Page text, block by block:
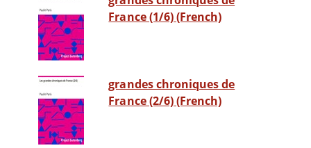
France (1/6) (French)
grandes chroniques de
France (2/6) (French)